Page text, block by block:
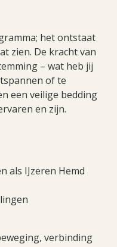
het ontstaat
zien. De kracht van
– wat heb jij
of te
een veilige bedding
en zijn.
als IJzeren Hemd
verbinding